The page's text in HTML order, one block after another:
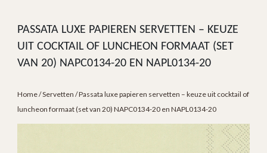
PASSATA LUXE PAPIEREN SERVETTEN – KEUZE
UIT COCKTAIL OF LUNCHEON FORMAAT (SET
VAN 20) NAPC0134-20 EN NAPL0134-20
Home/Servetten / Passata luxe papieren servetten – keuze uit cocktail of
luncheon formaat (set van 20) NAPC0134-20 en NAPL0134-20